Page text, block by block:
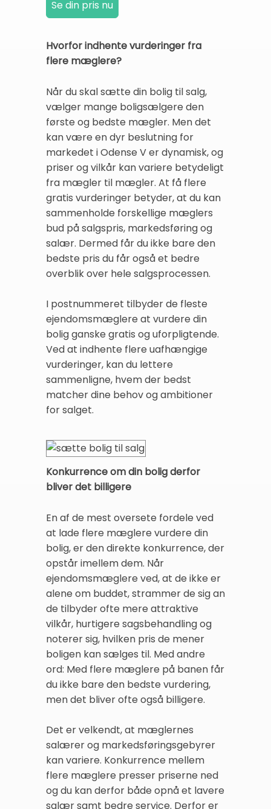
Hvorfor indhente vurderinger fra
flere mæglere?
Når du skal sætte din bolig til salg,
vælger mange boligsælgere den
første og bedste mægler. Men det
kan være en dyr beslutning for
markedet i Odense V er dynamisk, og
priser og vilkår kan variere betydeligt
fra mægler til mægler. At få flere
gratis vurderinger betyder, at du kan
sammenholde forskellige mæglers
bud på salgspris, markedsføring og
salær. Dermed får du ikke bare den
bedste pris du får også et bedre
overblik over hele salgsprocessen.
I postnummeret tilbyder de fleste
ejendomsmæglere at vurdere din
bolig ganske gratis og uforpligtende.
Ved at indhente flere uafhængige
vurderinger, kan du lettere
sammenligne, hvem der bedst
matcher dine behov og ambitioner
for salget.
Konkurrence om din bolig derfor
bliver det billigere
En af de mest oversete fordele ved
at lade flere mæglere vurdere din
bolig, er den direkte konkurrence, der
opstår imellem dem. Når
ejendomsmæglere ved, at de ikke er
alene om buddet, strammer de sig an
de tilbyder ofte mere attraktive
vilkår, hurtigere sagsbehandling og
noterer sig, hvilken pris de mener
boligen kan sælges til. Med andre
ord: Med flere mæglere på banen får
du ikke bare den bedste vurdering,
men det bliver ofte også billigere.
Det er velkendt, at mæglernes
salærer og markedsføringsgebyrer
kan variere. Konkurrence mellem
flere mæglere presser priserne ned
og du kan derfor både opnå et lavere
salær samt bedre service. Derfor er